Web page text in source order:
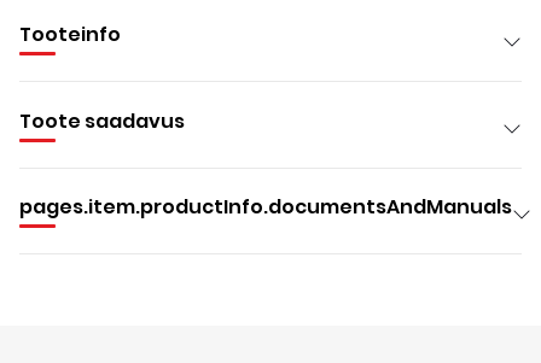
Tooteinfo
Toote saadavus
pages.item.productInfo.documentsAndManuals